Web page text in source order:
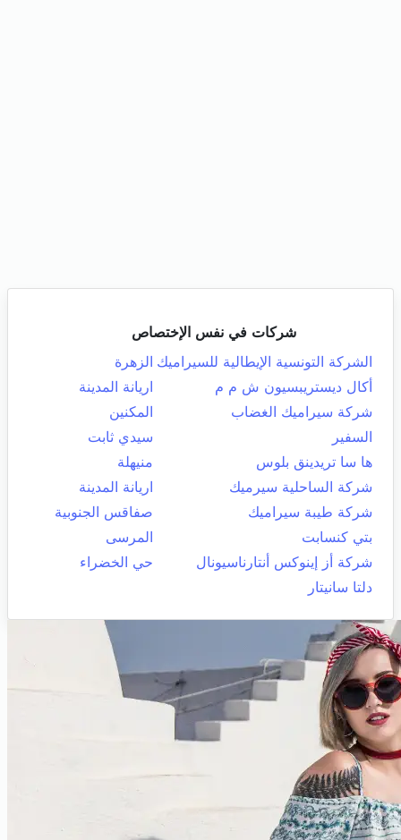
شركات في نفس الإختصاص
الشركة التونسية الإيطالية للسيراميك الزهرة
أكال ديستريبسيون ش م م
اريانة المدينة
شركة سيراميك الغضاب
المكنين
السفير
سيدي ثابت
ها سا تريدينق بلوس
منيهلة
شركة الساحلية سيرميك
اريانة المدينة
شركة طيبة سيراميك
صفاقس الجنوبية
بتي كنسابت
المرسى
شركة أز إينوكس أنتارناسيونال
حي الخضراء
دلتا سانيتار